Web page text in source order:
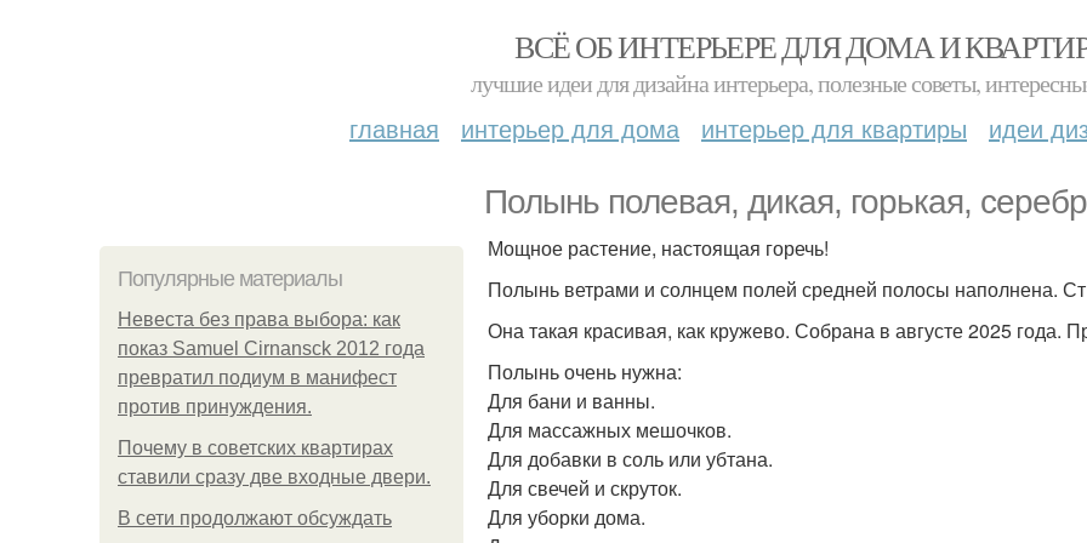
ВСЁ ОБ ИНТЕРЬЕРЕ ДЛЯ ДОМА И
лучшие идеи для дизайна интерьера, полезные советы,
главная интерьер для дома интерьер для квартиры идеи
Полынь полевая, дикая, горькая,
Популярные материалы
Невеста без права выбора: как
показ Samuel Cirnansck 2012 года
превратил подиум в манифест
против принуждения.
Почему в советских квартирах
ставили сразу две входные двери.
В сети продолжают обсуждать
Мощное растение, настоящая горечь!
Полынь ветрами и солнцем полей средней полосы наполнена.
Она такая красивая, как кружево. Собрана в августе 2025 года.
Полынь очень нужна:
Для бани и ванны.
Для массажных мешочков.
Для добавки в соль или убтана.
Для свечей и скруток.
Для уборки дома.